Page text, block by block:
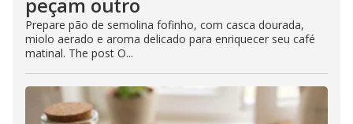
peçam outro
Prepare pão de semolina fofinho, com casca dourada,
miolo aerado e aroma delicado para enriquecer seu café
matinal. The post O...